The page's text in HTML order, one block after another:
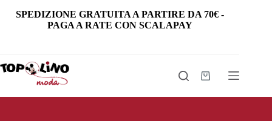
SPEDIZIONE GRATUITA A PARTIRE DA 70€ -
PAGA A RATE CON SCALAPAY
Carrello